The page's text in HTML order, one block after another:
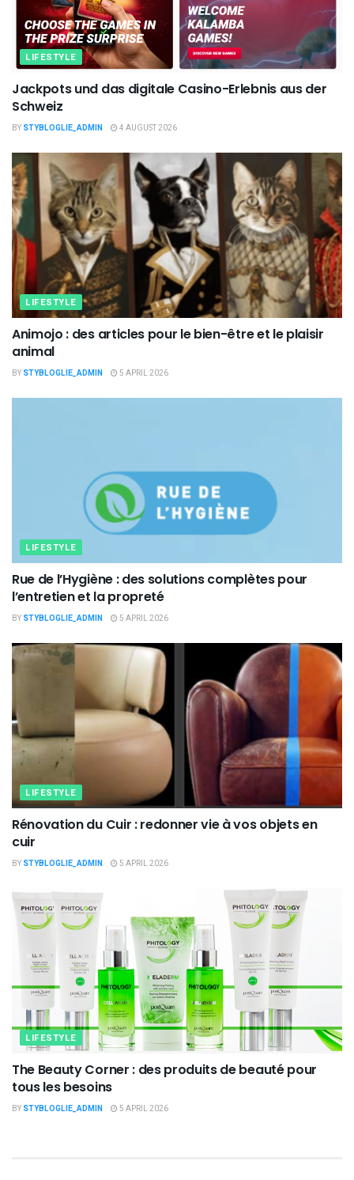
LIFESTYLE
Jackpots und das digitale Casino-Erlebnis aus der
Schweiz
BY STYBLOGLIE_ADMIN 4 AUGUST 2026
LIFESTYLE
Animojo : des articles pour le bien-être et le plaisir
animal
BY STYBLOGLIE_ADMIN 5 APRIL 2026
LIFESTYLE
Rue de l’Hygiène : des solutions complètes pour
l’entretien et la propreté
BY STYBLOGLIE_ADMIN 5 APRIL 2026
LIFESTYLE
Rénovation du Cuir : redonner vie à vos objets en
cuir
BY STYBLOGLIE_ADMIN 5 APRIL 2026
LIFESTYLE
The Beauty Corner : des produits de beauté pour
tous les besoins
BY STYBLOGLIE_ADMIN 5 APRIL 2026